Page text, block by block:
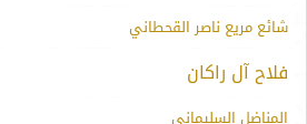
شائع مريع ناصر القحطاني
فلاح آل راكان
المناضل السليماني